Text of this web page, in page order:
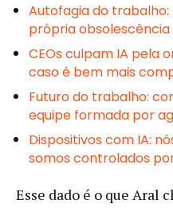
Autofagia do
própria obsolescência
CEOs culpam IA pela
caso é bem mais
Futuro do trabalho:
equipe formada por
Dispositivos com IA:
somos controlados
Esse dado é o que Aral